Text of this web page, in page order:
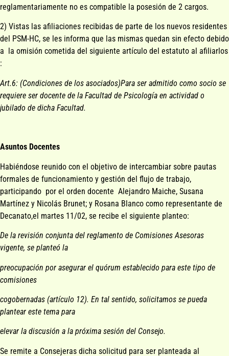
reglamentariamente no es compatible la posesión de 2 cargos.
2) Vistas las afiliaciones recibidas de parte de los nuevos residentes
del PSM-HC, se les informa que las mismas quedan sin efecto debido
a la omisión cometida del siguiente artículo del estatuto al afiliarlos
:
Art.6: (Condiciones de los asociados)Para ser admitido como socio se
requiere ser docente de la Facultad de Psicología en actividad o
jubilado de dicha Facultad.
Asuntos Docentes
Habiéndose reunido con el objetivo de intercambiar sobre pautas
formales de funcionamiento y gestión del flujo de trabajo,
participando por el orden docente Alejandro Maiche, Susana
Martínez y Nicolás Brunet; y Rosana Blanco como representante de
Decanato,el martes 11/02, se recibe el siguiente planteo:
De la revisión conjunta del reglamento de Comisiones Asesoras
vigente, se planteó la
preocupación por asegurar el quórum establecido para este tipo de
comisiones
cogobernadas (artículo 12). En tal sentido, solicitamos se pueda
plantear este tema para
elevar la discusión a la próxima sesión del Consejo.
Se remite a Consejeras dicha solicitud para ser planteada al